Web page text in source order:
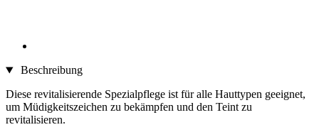
Beschreibung
Diese revitalisierende Spezialpflege ist für alle Hauttypen geeignet,
um Müdigkeitszeichen zu bekämpfen und den Teint zu
revitalisieren.